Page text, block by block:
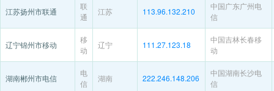
江苏扬州市联通
联
通
江苏 113.96.132.210
中国广东广州电
信
辽宁锦州市移动
移
动
辽宁 111.27.123.18
中国吉林长春移
动
湖南郴州市电信
电
信
湖南 222.246.148.206
中国湖南长沙电
信